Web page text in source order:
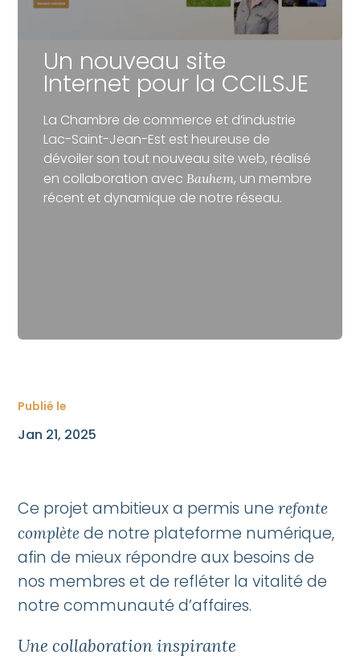
Un nouveau site
Internet pour la CCILSJE
La Chambre de commerce et d’industrie
Lac-Saint-Jean-Est est heureuse de
dévoiler son tout nouveau site web, réalisé
en collaboration avec Bauhem, un membre
récent et dynamique de notre réseau.
Publié le
Jan 21, 2025
Ce projet ambitieux a permis unerefonte
complète de notre plateforme numérique,
afin de mieux répondre aux besoins de
nos membres et de refléter la vitalité de
notre communauté d’affaires.
Une collaboration inspirante